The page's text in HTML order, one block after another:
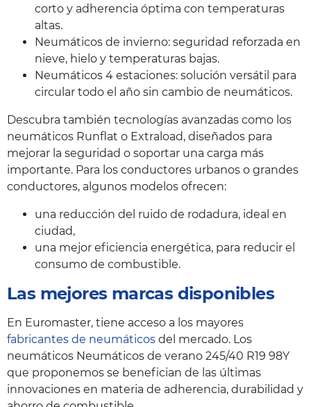
corto y adherencia óptima con temperaturas
altas.
Neumáticos de invierno: seguridad reforzada en
nieve, hielo y temperaturas bajas.
Neumáticos 4 estaciones: solución versátil para
circular todo el año sin cambio de neumáticos.
Descubra también tecnologías avanzadas como los
neumáticos Runflat o Extraload, diseñados para
mejorar la seguridad o soportar una carga más
importante. Para los conductores urbanos o grandes
conductores, algunos modelos ofrecen:
una reducción del ruido de rodadura, ideal en
ciudad,
una mejor eficiencia energética, para reducir el
consumo de combustible.
Las mejores marcas disponibles
En Euromaster, tiene acceso a los mayores
fabricantes de neumáticos del mercado. Los
neumáticos Neumáticos de verano 245/40 R19 98Y
que proponemos se benefician de las últimas
innovaciones en materia de adherencia, durabilidad y